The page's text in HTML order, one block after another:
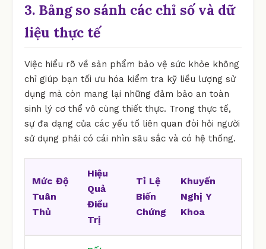
3. Bảng so sánh các chỉ số và dữ
liệu thực tế
Việc hiểu rõ về sản phẩm bảo vệ sức khỏe không
chỉ giúp bạn tối ưu hóa kiểm tra kỹ liều lượng sử
dụng mà còn mang lại những đảm bảo an toàn
sinh lý cơ thể vô cùng thiết thực. Trong thực tế,
sự đa dạng của các yếu tố liên quan đòi hỏi người
sử dụng phải có cái nhìn sâu sắc và có hệ thống.
Mức Độ
Tuân
Thủ
Hiệu
Quả
Điều
Trị
Tỉ Lệ
Biến
Chứng
Khuyến
Nghị Y
Khoa